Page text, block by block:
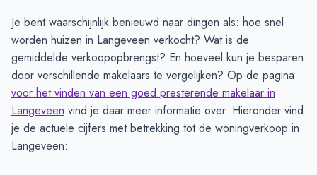
Je bent waarschijnlijk benieuwd naar dingen als: hoe snel
worden huizen in Langeveen verkocht? Wat is de
gemiddelde verkoopopbrengst? En hoeveel kun je besparen
door verschillende makelaars te vergelijken? Op de pagina
voor het vinden van een goed presterende makelaar in
Langeveen vind je daar meer informatie over. Hieronder vind
je de actuele cijfers met betrekking tot de woningverkoop in
Langeveen: